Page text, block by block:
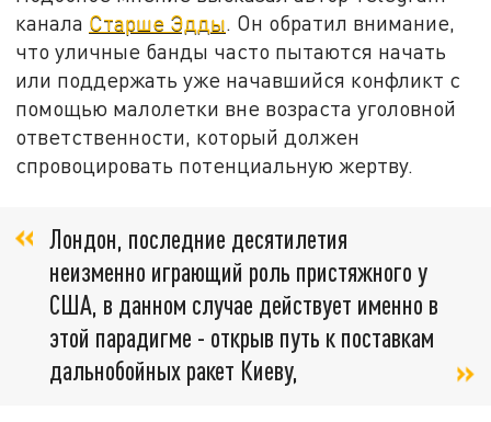
канала Старше Эдды. Он обратил внимание,
что уличные банды часто пытаются начать
или поддержать уже начавшийся конфликт с
помощью малолетки вне возраста уголовной
ответственности, который должен
спровоцировать потенциальную жертву.
Лондон, последние десятилетия
неизменно играющий роль пристяжного у
США, в данном случае действует именно в
этой парадигме - открыв путь к поставкам
дальнобойных ракет Киеву,